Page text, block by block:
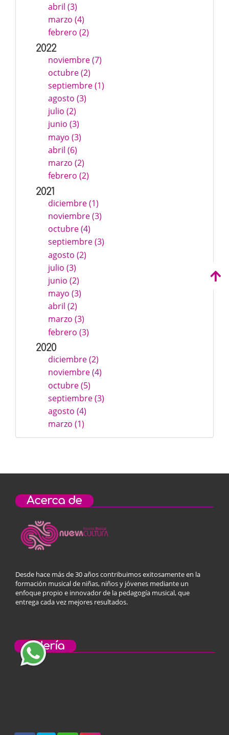
abril (3)
marzo (4)
febrero (2)
2022
noviembre (7)
octubre (2)
septiembre (1)
agosto (3)
julio (2)
junio (3)
mayo (3)
abril (6)
marzo (2)
febrero (2)
2021
diciembre (1)
noviembre (3)
octubre (4)
septiembre (3)
agosto (2)
julio (3)
junio (2)
mayo (3)
abril (2)
marzo (3)
febrero (3)
2020
diciembre (2)
noviembre (4)
octubre (5)
septiembre (3)
agosto (4)
marzo (1)
Acerca de
Desde hace más de 30 años contribuimos exitosamente en la
formación musical de niñas, niños y jóvenes mediante un
enfoque propio e innovador de la pedagogía musical, que
entrega cada vez mejores resultados.
Galería